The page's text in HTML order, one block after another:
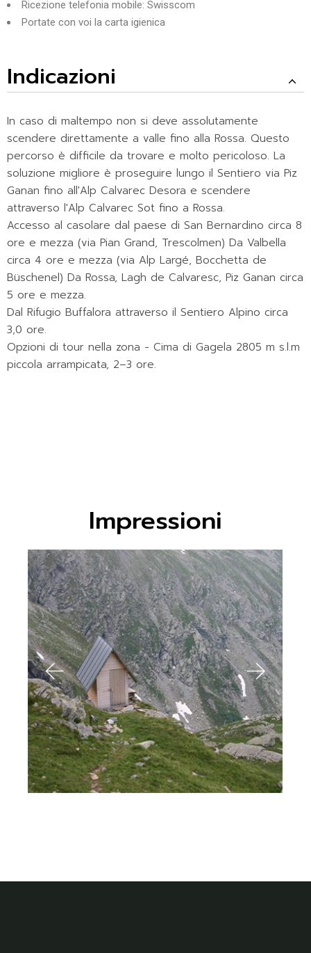
Ricezione telefonia mobile: Swisscom
Portate con voi la carta igienica
Indicazioni
In caso di maltempo non si deve assolutamente
scendere direttamente a valle fino alla Rossa. Questo
percorso è difficile da trovare e molto pericoloso. La
soluzione migliore è proseguire lungo il Sentiero via Piz
Ganan fino all'Alp Calvarec Desora e scendere
attraverso l'Alp Calvarec Sot fino a Rossa.
Accesso al casolare dal paese di San Bernardino circa 8
ore e mezza (via Pian Grand, Trescolmen) Da Valbella
circa 4 ore e mezza (via Alp Largé, Bocchetta de
Büschenel) Da Rossa, Lagh de Calvaresc, Piz Ganan circa
5 ore e mezza.
Dal Rifugio Buffalora attraverso il Sentiero Alpino circa
3,0 ore.
Opzioni di tour nella zona - Cima di Gagela 2805 m s.l.m
piccola arrampicata, 2–3 ore.
Impressioni